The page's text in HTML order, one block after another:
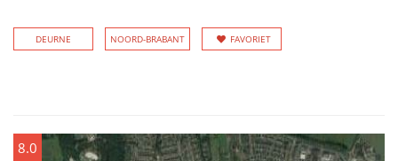
DEURNE NOORD-BRABANT FAVORIET
8.0